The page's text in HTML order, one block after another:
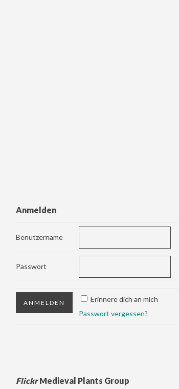
Anmelden
Benutzername
Passwort
Erinnere dich an mich
Passwort vergessen?
FlickrMedieval Plants Group